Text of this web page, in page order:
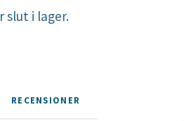
slut i lager.
RECENSIONER